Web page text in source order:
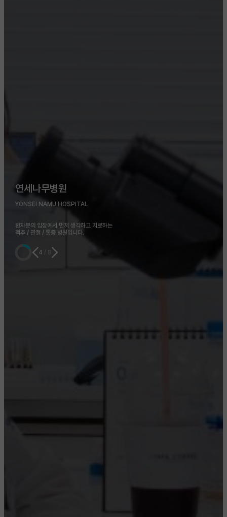
연세나무병원
YONSEI NAMU HOSPITAL
환자분의 입장에서 먼저 생각하고 치료하는
척추 / 관절 / 통증병원입니다.
4 / 8